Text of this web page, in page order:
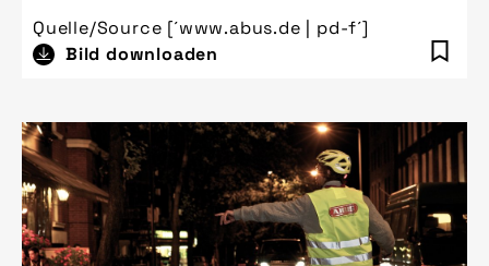
Quelle/Source [´www.abus.de | pd-f´]
Bild downloaden